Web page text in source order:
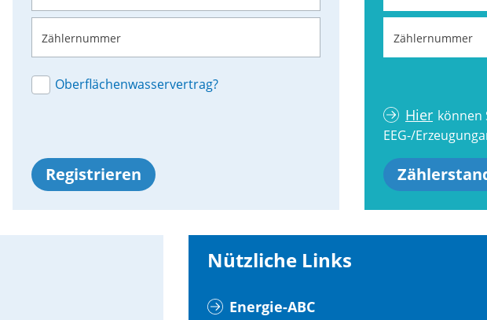
Zählernummer
Oberflächenwasservertrag?
Registrieren
Zählernummer
Hier können
EEG-/
Nützliche Links
Energie-ABC